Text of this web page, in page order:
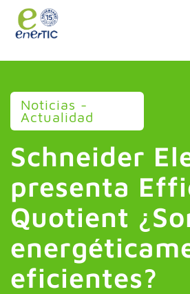
Noticias -
Actualidad
Schneider
presenta
Quotient
eficientes?